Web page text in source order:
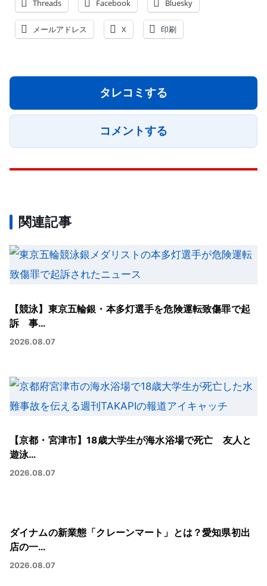
Threads Facebook Bluesky
メールアドレス X 印刷
タレコミする
コメントする
関連記事
【競泳】東京五輪銀・本多灯選手を危険運転致傷罪で起
訴 事…
2026.08.07
【京都・宮津市】18歳大学生が海水浴場で死亡 友人と
遊泳…
2026.08.07
ダイナムの新業態「クレーンマート」とは？愛知県初出
店の一…
2026.08.07